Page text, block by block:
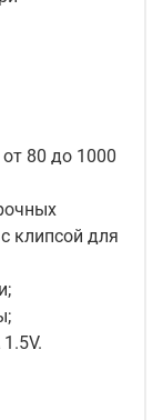
80 до 1000
клипсой для